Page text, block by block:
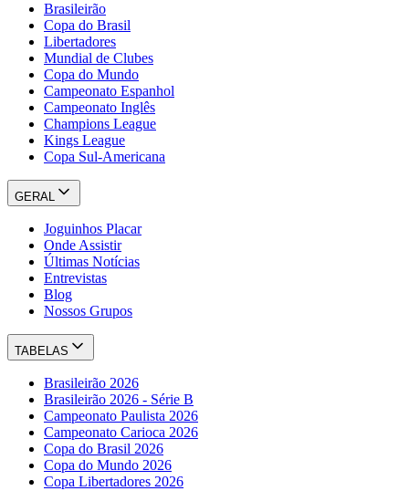
Brasileirão
Copa do Brasil
Libertadores
Mundial de Clubes
Copa do Mundo
Campeonato Espanhol
Campeonato Inglês
Champions League
Kings League
Copa Sul-Americana
GERAL
Joguinhos Placar
Onde Assistir
Últimas Notícias
Entrevistas
Blog
Nossos Grupos
TABELAS
Brasileirão 2026
Brasileirão 2026 - Série B
Campeonato Paulista 2026
Campeonato Carioca 2026
Copa do Brasil 2026
Copa do Mundo 2026
Copa Libertadores 2026